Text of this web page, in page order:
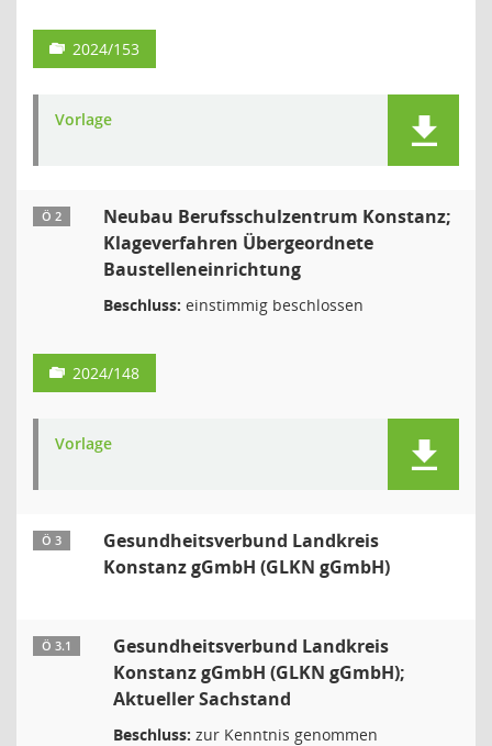
2024/153
Vorlage
Ö 2
Neubau Berufsschulzentrum Konstanz;
Klageverfahren Übergeordnete
Baustelleneinrichtung
Beschluss: einstimmig beschlossen
2024/148
Vorlage
Ö 3
Gesundheitsverbund Landkreis
Konstanz gGmbH (GLKN gGmbH)
Ö 3.1
Gesundheitsverbund Landkreis
Konstanz gGmbH (GLKN gGmbH);
Aktueller Sachstand
Beschluss: zur Kenntnis genommen